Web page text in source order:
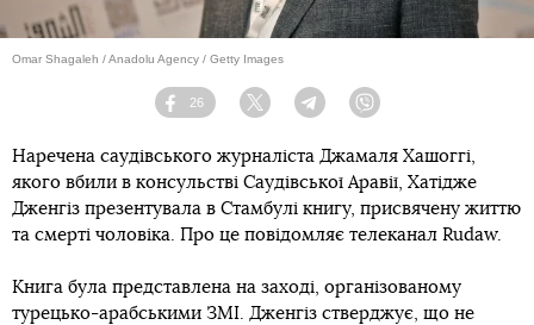
Omar Shagaleh / Anadolu Agency / Getty Images
Facebook
26
Twitter TelegramViber
Наречена саудівського журналіста Джамаля Хашоггі,
якого вбили в консульстві Саудівської Аравії, Хатідже
Дженгіз презентувала в Стамбулі книгу, присвячену життю
та смерті чоловіка. Про це повідомляє телеканал Rudaw.
Книга була представлена на заході, організованому
турецько-арабськими ЗМІ. Дженгіз стверджує, що не